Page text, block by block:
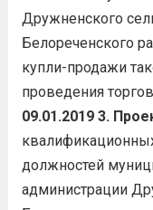
Дружненского
Белореченского
купли-продажи
проведения
09.01.2019 3.
должностей
администрации